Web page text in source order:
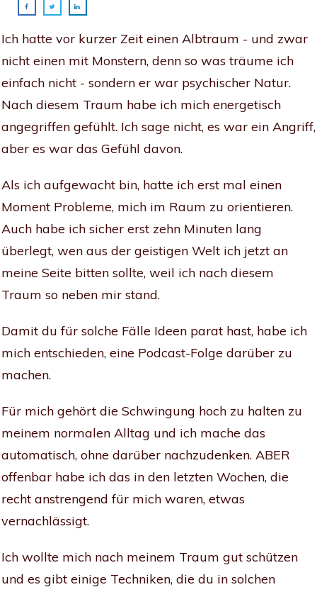
Ich hatte vor kurzer Zeit einen Albtraum - und zwar
nicht einen mit Monstern, denn so was träume ich
einfach nicht - sondern er war psychischer Natur.
Nach diesem Traum habe ich mich energetisch
angegriffen gefühlt. Ich sage nicht, es war ein Angriff,
aber es war das Gefühl davon.
Als ich aufgewacht bin, hatte ich erst mal einen
Moment Probleme, mich im Raum zu orientieren.
Auch habe ich sicher erst zehn Minuten lang
überlegt, wen aus der geistigen Welt ich jetzt an
meine Seite bitten sollte, weil ich nach diesem
Traum so neben mir stand.
Damit du für solche Fälle Ideen parat hast, habe ich
mich entschieden, eine Podcast-Folge darüber zu
machen.
Für mich gehört die Schwingung hoch zu halten zu
meinem normalen Alltag und ich mache das
automatisch, ohne darüber nachzudenken. ABER
offenbar habe ich das in den letzten Wochen, die
recht anstrengend für mich waren, etwas
vernachlässigt.
Ich wollte mich nach meinem Traum gut schützen
und es gibt einige Techniken, die du in solchen